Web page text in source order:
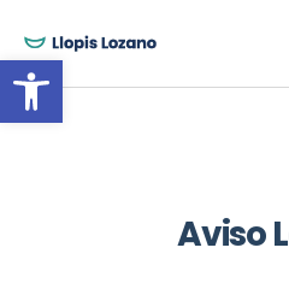
Aviso
Abrir barra de herramientas